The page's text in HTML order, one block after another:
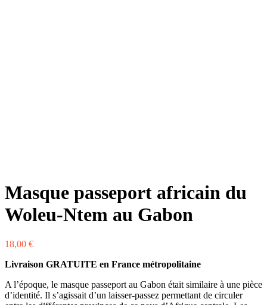
Masque passeport africain du
Woleu-Ntem au Gabon
18,00 €
Livraison GRATUITE en France métropolitaine
A l’époque, le masque passeport au Gabon était similaire à une pièce
d’identité. Il s’agissait d’un laisser-passez permettant de circuler